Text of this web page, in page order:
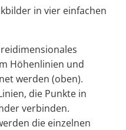
in vier einfachen
Höhenlinien und
werden (oben).
die Punkte in
verbinden.
die einzelnen